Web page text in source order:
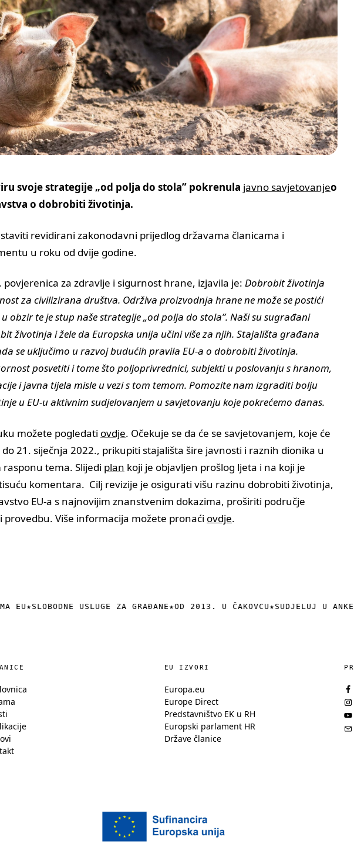
svoje strategije „od polja do stola” pokrenula javno savjetovanjeo
o dobrobiti životinja.
revidirani zakonodavni prijedlog državama članicama i
u roku od dvije godine.
, povjerenica za zdravlje i sigurnost hrane, izjavila je: Dobrobit životinja
za civilizirana društva. Održiva proizvodnja hrane ne može se postići
obzir te je stup naše strategije „od polja do stola”. Naši su sugrađani
životinja i žele da Europska unija učini više za njih. Stajališta građana
se uključimo u razvoj budućih pravila EU-a o dobrobiti životinja.
posvetiti i tome što poljoprivrednici, subjekti u poslovanju s hranom,
i javna tijela misle u vezi s tom temom. Pomozite nam izgraditi bolju
u EU-u aktivnim sudjelovanjem u savjetovanju koje pokrećemo danas.
možete pogledati ovdje. Očekuje se da će se savjetovanjem, koje će
21. siječnja 2022., prikupiti stajališta šire javnosti i raznih dionika u
tema. Slijedi plan koji je objavljen prošlog ljeta i na koji je
komentara. Cilj revizije je osigurati višu razinu dobrobiti životinja,
EU-a s najnovijim znanstvenim dokazima, proširiti područje
provedbu. Više informacija možete pronaći ovdje.
EU★SLOBODNE USLUGE ZA GRAĐANE★OD 2013. U ČAKOVCU ★SUDJELUJ U
EU IZVORI
Europa.eu
Europe Direct
Predstavništvo EK u RH
Europski parlament HR
Države članice